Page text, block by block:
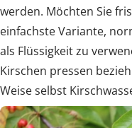
werden. Möchten Sie
einfachste Variante,
als Flüssigkeit zu
Kirschen pressen
Weise selbst